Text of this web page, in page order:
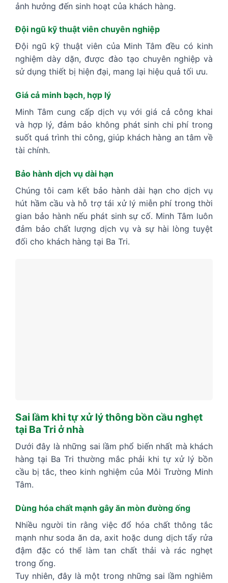
ảnh hưởng đến sinh hoạt của khách hàng.
Đội ngũ kỹ thuật viên chuyên nghiệp
Đội ngũ kỹ thuật viên của Minh Tâm đều có kinh
nghiệm dày dặn, được đào tạo chuyên nghiệp và
sử dụng thiết bị hiện đại, mang lại hiệu quả tối ưu.
Giá cả minh bạch, hợp lý
Minh Tâm cung cấp dịch vụ với giá cả công khai
và hợp lý, đảm bảo không phát sinh chi phí trong
suốt quá trình thi công, giúp khách hàng an tâm về
tài chính.
Bảo hành dịch vụ dài hạn
Chúng tôi cam kết bảo hành dài hạn cho dịch vụ
hút hầm cầu và hỗ trợ tái xử lý miễn phí trong thời
gian bảo hành nếu phát sinh sự cố. Minh Tâm luôn
đảm bảo chất lượng dịch vụ và sự hài lòng tuyệt
đối cho khách hàng tại Ba Tri.
Sai lầm khi tự xử lý thông bồn cầu nghẹt
tại Ba Tri ở nhà
Dưới đây là những sai lầm phổ biến nhất mà khách
hàng tại Ba Tri thường mắc phải khi tự xử lý bồn
cầu bị tắc, theo kinh nghiệm của Môi Trường Minh
Tâm.
Dùng hóa chất mạnh gây ăn mòn đường ống
Nhiều người tin rằng việc đổ hóa chất thông tắc
mạnh như soda ăn da, axit hoặc dung dịch tẩy rửa
đậm đặc có thể làm tan chất thải và rác nghẹt
trong ống.
Tuy nhiên, đây là một trong những sai lầm nghiêm